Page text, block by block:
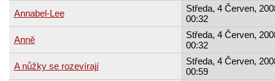
Annabel-Lee
Středa, 4 Červen,
00:32
Anně
Středa, 4 Červen,
00:32
A nůžky se rozevírají
Středa, 4 Červen,
00:59